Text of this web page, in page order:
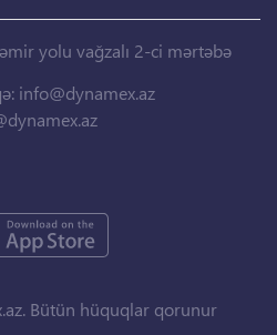
yolu vağzalı 2-ci mərtəbə
info@dynamex.az
Bütün hüquqlar qorunur